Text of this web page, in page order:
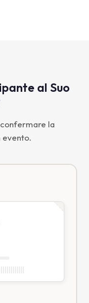
al Suo
la
evento.